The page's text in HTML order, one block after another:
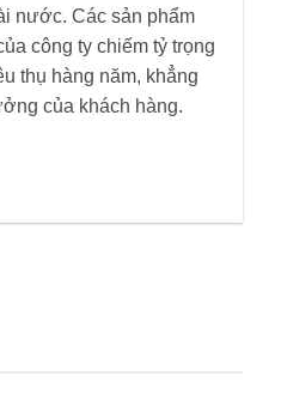
nước. Các sản phẩm
công ty chiếm tỷ trọng
thụ hàng năm, khẳng
của khách hàng.